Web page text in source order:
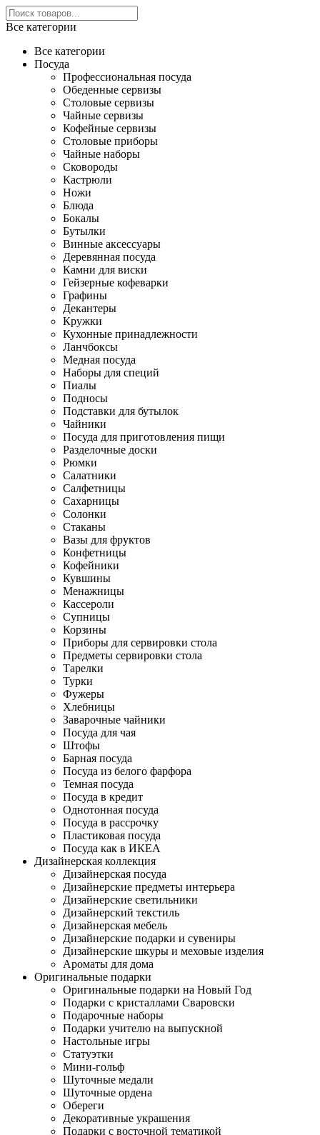
Все категории
Все категории
Посуда
Профессиональная посуда
Обеденные сервизы
Столовые сервизы
Чайные сервизы
Кофейные сервизы
Столовые приборы
Чайные наборы
Сковороды
Кастрюли
Ножи
Блюда
Бокалы
Бутылки
Винные аксессуары
Деревянная посуда
Камни для виски
Гейзерные кофеварки
Графины
Декантеры
Кружки
Кухонные принадлежности
Ланчбоксы
Медная посуда
Наборы для специй
Пиалы
Подносы
Подставки для бутылок
Чайники
Посуда для приготовления пищи
Разделочные доски
Рюмки
Салатники
Салфетницы
Сахарницы
Солонки
Стаканы
Вазы для фруктов
Конфетницы
Кофейники
Кувшины
Менажницы
Кассероли
Супницы
Корзины
Приборы для сервировки стола
Предметы сервировки стола
Тарелки
Турки
Фужеры
Хлебницы
Заварочные чайники
Посуда для чая
Штофы
Барная посуда
Посуда из белого фарфора
Темная посуда
Посуда в кредит
Однотонная посуда
Посуда в рассрочку
Пластиковая посуда
Посуда как в ИКЕА
Дизайнерская коллекция
Дизайнерская посуда
Дизайнерские предметы интерьера
Дизайнерские светильники
Дизайнерский текстиль
Дизайнерская мебель
Дизайнерские подарки и сувениры
Дизайнерские шкуры и меховые изделия
Ароматы для дома
Оригинальные подарки
Оригинальные подарки на Новый Год
Подарки с кристаллами Сваровски
Подарочные наборы
Подарки учителю на выпускной
Настольные игры
Статуэтки
Мини-гольф
Шуточные медали
Шуточные ордена
Обереги
Декоративные украшения
Подарки с восточной тематикой